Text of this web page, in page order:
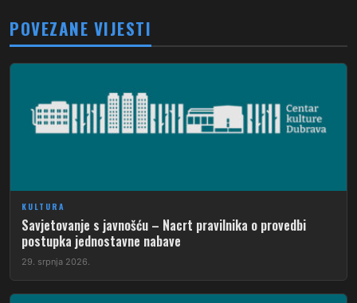
POVEZANE VIJESTI
KULTURA
Savjetovanje s javnošću – Nacrt pravilnika o provedbi
postupka jednostavne nabave
29. srpnja 2026.